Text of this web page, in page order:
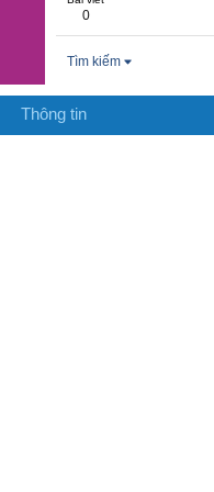
0
Tìm kiếm
Thông tin